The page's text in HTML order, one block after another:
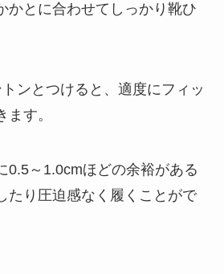
かとに合わせてしっかり靴ひ
ンとつけると、適度にフィッ
ます。
0.5～1.0cmほどの余裕がある
たり圧迫感なく履くことがで